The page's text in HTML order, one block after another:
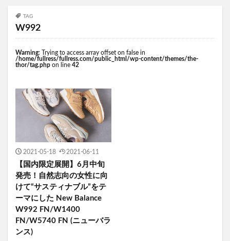
TAG
W992
Warning: Trying to access array offset on false in
/home/fullress/fullress.com/public_html/wp-content/themes/the-
thor/tag.php on line 42
2021-05-18 2021-06-11
【国内限定展開】6月中旬
発売！自然志向の女性に向
けて“サスティナブル”をテ
ーマにした New Balance
W992 FN/W1400
FN/W5740 FN (ニューバラ
ンス)